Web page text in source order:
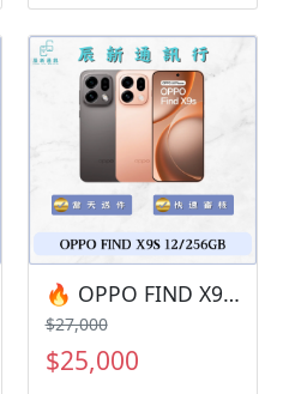
方LINE：@kjg6280d • 七
日鑑賞期內，如商品有問
題，請盡速向我們告知並
且協助處理 • 全新品為原
廠保固一年，中古機店家
保固15天 • 店家擁有隨時
修改、變更、暫停活動之
權利 下單前請先私訊和加
LINE來幫您安排快速審核
及回報審核進度 LINE
ID:@kjg6280d 大呼小叫
辰通訊行 雲林縣虎尾鎮林
森路二段200號 電話:05-
6339809 在地經營12年店
家 GOOGLE 評價5顆星
🔥 OPPO FIND X9S 12/256G 有額度快速過件 🎯 想換新機？現在就是最佳時機！現貨當天審件當天過件即可以馬上寄出
$27,000
$25,000